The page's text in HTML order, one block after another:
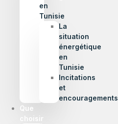
en
Tunisie
La
situation
énergétique
en
Tunisie
Incitations
et
encouragements
Que
choisir